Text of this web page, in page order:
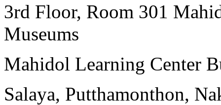
3rd Floor, Room 301
Museums
Mahidol Learning Center
Salaya, Putthamonthon,